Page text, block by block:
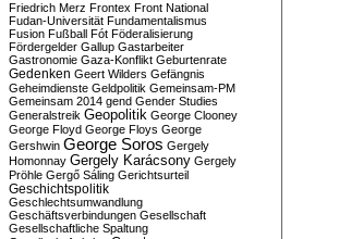
Friedrich Merz Frontex Front National
Fudan-Universität Fundamentalismus
Fusion Fußball Fót Föderalisierung
Fördergelder Gallup Gastarbeiter
Gastronomie Gaza-Konflikt Geburtenrate
Gedenken Geert Wilders Gefängnis
Geheimdienste Geldpolitik Gemeinsam-PM
Gemeinsam 2014 gend Gender Studies
Generalstreik Geopolitik George Clooney
George Floyd George Floys George
Gershwin George Soros Gergely
Homonnay Gergely Karácsony Gergely
Pröhle Gergő Sáling Gerichtsurteil
Geschichtspolitik
Geschlechtsumwandlung
Geschäftsverbindungen Gesellschaft
Gesellschaftliche Spaltung